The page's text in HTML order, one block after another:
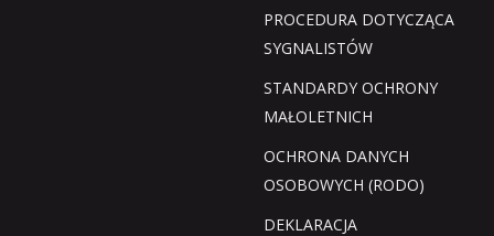
PROCEDURA DOTYCZĄCA
SYGNALISTÓW
STANDARDY OCHRONY
MAŁOLETNICH
OCHRONA DANYCH
OSOBOWYCH (RODO)
DEKLARACJA